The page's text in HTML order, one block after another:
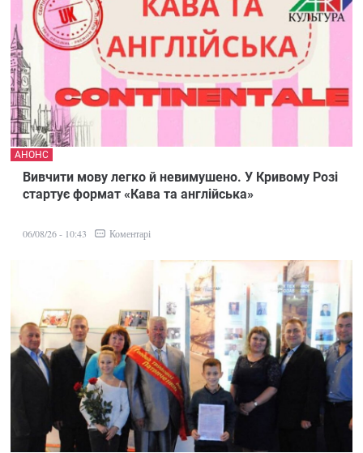
Вивчити мову легко й невимушено. У Кривому Розі
стартує формат «Кава та англійська»
АНОНС
06/08/26 - 10:43 Коментарі